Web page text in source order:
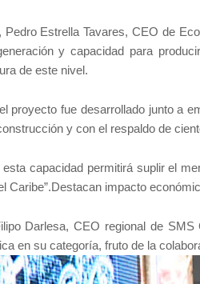
Pedro Estrella Tavares, CEO de
y capacidad para
de este nivel.
proyecto fue desarrollado junto a
y con el respaldo de
esta capacidad permitirá suplir el
Caribe”.Destacan impacto
Darlesa, CEO regional de
en su categoría, fruto de la